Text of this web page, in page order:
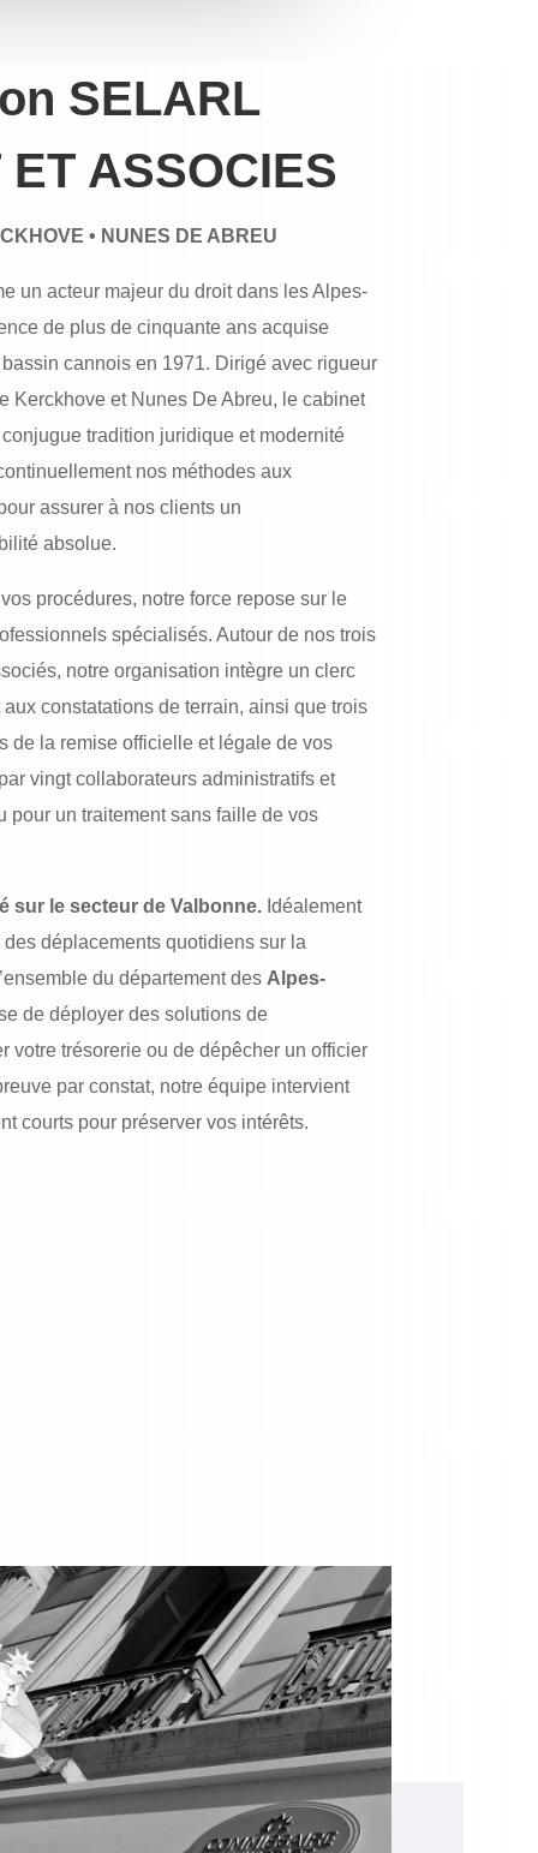
SELARL
ASSOCIES
• NUNES DE ABREU
un acteur majeur du droit dans les Alpes-
de plus de cinquante ans acquise
cannois en 1971. Dirigé avec rigueur
Kerckhove et Nunes De Abreu, le cabinet
conjugue tradition juridique et modernité
nos méthodes aux
assurer à nos clients un
absolue.
procédures, notre force repose sur le
spécialisés. Autour de nos trois
notre organisation intègre un clerc
constatations de terrain, ainsi que trois
de la remise officielle et légale de vos
vingt collaborateurs administratifs et
pour un traitement sans faille de vos
sur le secteur de Valbonne.Idéalement
déplacements quotidiens sur la
du département des Alpes-
de déployer des solutions de
votre trésorerie ou de dépêcher un officier
par constat, notre équipe intervient
courts pour préserver vos intérêts.